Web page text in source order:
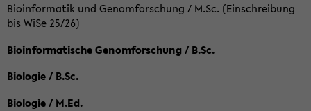
Bioinformatik und Genomforschung / M.Sc. (Einschreibung
bis WiSe 25/26)
Bioinformatische Genomforschung / B.Sc.
Biologie / B.Sc.
Biologie / M.Ed.